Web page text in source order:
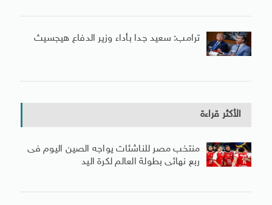
ترامب: سعيد جدا بأداء وزير الدفاع هيجسيث
الأكثر قراءة
منتخب مصر للناشئات يواجه الصين اليوم فى
ربع نهائى بطولة العالم لكرة اليد